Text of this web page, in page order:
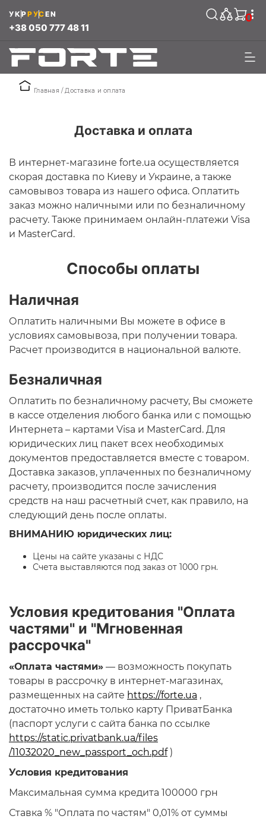
+38 050 777 48 11
УКРРУСEN 0
Главная Доставка и оплата
Доставка и оплата
В интернет-магазине forte.ua осуществляется
скорая доставка по Киеву и Украине, а также
самовывоз товара из нашего офиса. Оплатить
заказ можно наличными или по безналичному
расчету. Также принимаем онлайн-платежи Visa
и MasterCard.
Способы оплаты
Наличная
Оплатить наличными Вы можете в офисе в
условиях самовывоза, при получении товара.
Расчет производится в национальной валюте.
Безналичная
Оплатить по безналичному расчету, Вы сможете
в кассе отделения любого банка или с помощью
Интернета – картами Visa и MasterCard. Для
юридических лиц пакет всех необходимых
документов предоставляется вместе с товаром.
Доставка заказов, уплаченных по безналичному
расчету, производится после зачисления
средств на наш расчетный счет, как правило, на
следующий день после оплаты.
ВНИМАНИЮ юридических лиц:
Цены на сайте указаны с НДС
Счета выставляются под заказ от 1000 грн.
Условия кредитования "Оплата
частями" и "Мгновенная
рассрочка"
«Оплата частями» — возможность покупать
товары в рассрочку в интернет-магазинах,
размещенных на сайте https://forte.ua ,
достаточно иметь только карту ПриватБанка
(паспорт услуги с сайта банка по ссылке
https://static.privatbank.ua/files
/11032020_new_passport_och.pdf)
Условия кредитования
Максимальная сумма кредита 100000 грн
Ставка % "Оплата по частям" 0,01% от суммы